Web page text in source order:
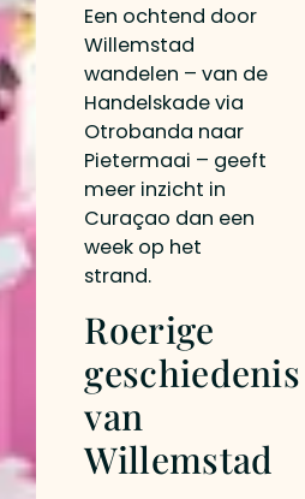
Een ochtend door
Willemstad
wandelen – van de
Handelskade via
Otrobanda naar
Pietermaai – geeft
meer inzicht in
Curaçao dan een
week op het
strand.
Roerige
geschiedenis
van
Willemstad